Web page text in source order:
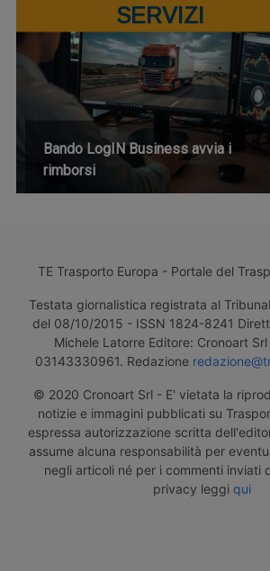
SERVIZI
Bando LogIN Business avvia i
rimborsi
TE Trasporto Europa - Portale del
Testata giornalistica registrata al
del 08/10/2015 - ISSN 1824-8241
Michele Latorre Editore: Cronoart
03143330961. Redazione
© 2020 Cronoart Srl - E' vietata la
notizie e immagini pubblicati su
espressa autorizzazione scritta
assume alcuna responsabilità per
negli articoli né per i commenti inviati
privacy leggi qui